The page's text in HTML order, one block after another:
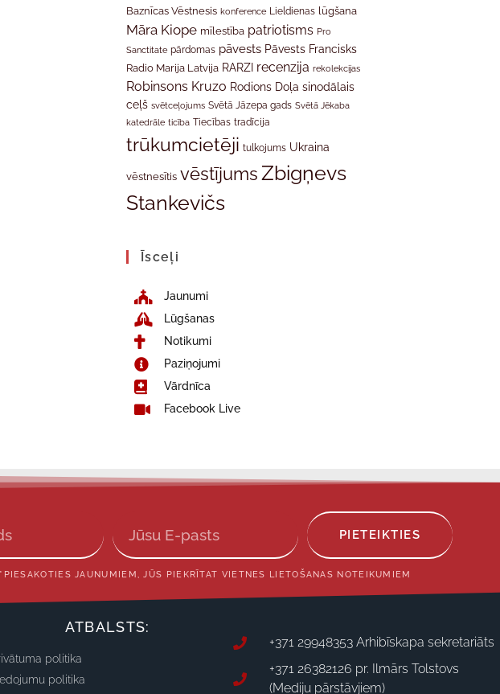
Baznīcas Vēstnesis konference Lieldienas lūgšana
Māra Kiope mīlestība patriotisms Pro
Sanctitate pārdomas pāvests Pāvests Francisks
Radio Marija Latvija RARZI recenzija rekolekcijas
Robinsons Kruzo Rodions Doļa sinodālais
ceļš svētceļojums Svētā Jāzepa gads Svētā Jēkaba
katedrāle ticība Tiecības tradīcija
trūkumcietēji tulkojums Ukraina
vēstnesītis vēstījumsZbigņevs
Stankevičs
Īsceļi
Jaunumi
Lūgšanas
Notikumi
Paziņojumi
Vārdnīca
Facebook Live
PIETEIKTIES
*PIESAKOTIES JAUNUMIEM, JŪS PIEKRĪTAT VIETNES LIETOŠANAS NOTEIKUMIEM
ATBALSTS:
politika
politika
+371 29948353 Arhibīskapa sekretariāts
+371 26382126 pr. Ilmārs Tolstovs
(Mediju pārstāvjiem)